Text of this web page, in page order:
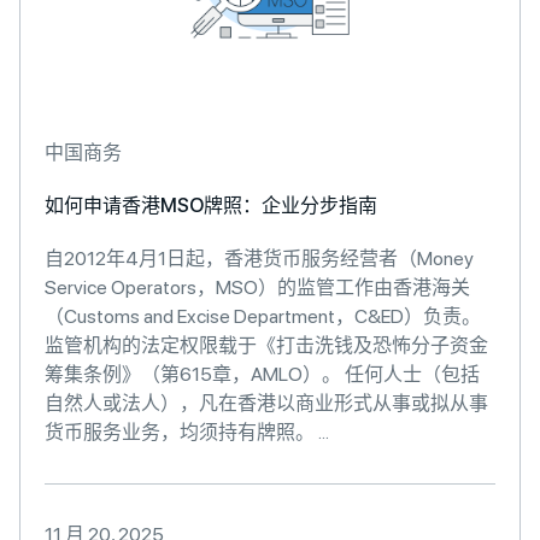
中国商务
如何申请香港MSO牌照：企业分步指南
自2012年4月1日起，香港货币服务经营者（Money
Service Operators，MSO）的监管工作由香港海关
（Customs and Excise Department，C&ED）负责。
监管机构的法定权限载于《打击洗钱及恐怖分子资金
筹集条例》（第615章，AMLO）。 任何人士（包括
自然人或法人），凡在香港以商业形式从事或拟从事
货币服务业务，均须持有牌照。 ...
11 月 20, 2025